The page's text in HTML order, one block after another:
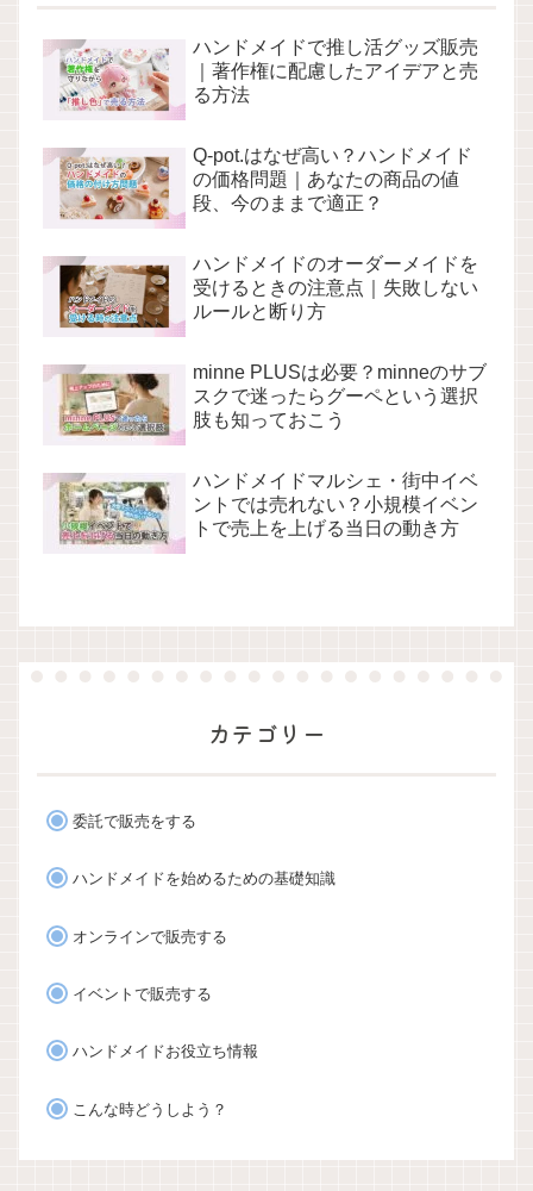
ハンドメイドで推し活グッズ販売
｜著作権に配慮したアイデアと売
る方法
Q-pot.はなぜ高い？ハンドメイド
の価格問題｜あなたの商品の値
段、今のままで適正？
ハンドメイドのオーダーメイドを
受けるときの注意点｜失敗しない
ルールと断り方
minne PLUSは必要？minneのサブ
スクで迷ったらグーペという選択
肢も知っておこう
ハンドメイドマルシェ・街中イベ
ントでは売れない？小規模イベン
トで売上を上げる当日の動き方
カテゴリー
委託で販売をする
ハンドメイドを始めるための基礎知識
オンラインで販売する
イベントで販売する
ハンドメイドお役立ち情報
こんな時どうしよう？